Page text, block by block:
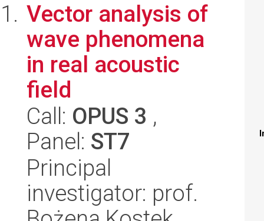
Vector analysis of
wave phenomena
in real acoustic
field
Call: OPUS 3 ,
Panel: ST7
Principal
investigator: prof.